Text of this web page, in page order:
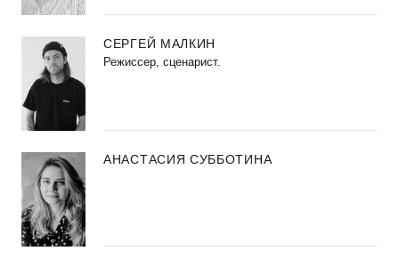
СЕРГЕЙ МАЛКИН
Режиссер, сценарист.
АНАСТАСИЯ СУББОТИНА